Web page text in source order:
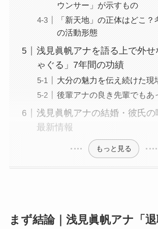
ウンサー」が示すもの
「新天地」の正体はどこ
の活動形態
浅見眞帆アナを語る上で外せ
ゃぐる」7年間の功績
大分の魅力を伝え続けた現
後輩アナの良き先輩でもあ
浅見眞帆アナの結婚・彼氏の
最新情報
もっと見る
まず結論｜浅見眞帆アナ「退